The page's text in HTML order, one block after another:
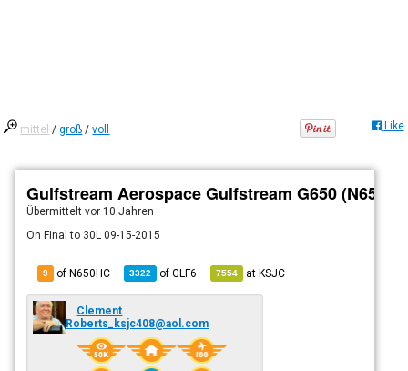
mittel /groß /voll Like
Gulfstream Aerospace Gulfstream G650
Übermitteltvor 10 Jahren
On Final to 30L 09-15-2015
9 of N650HC 3322 ofGLF6 7554 atKSJC
Clement
Roberts_ksjc408@aol.com